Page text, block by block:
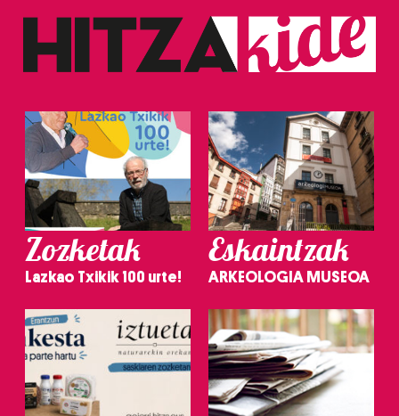
Zozketak
Lazkao Txikik 100 urte!
Eskaintzak
ARKEOLOGIA MUSEOA